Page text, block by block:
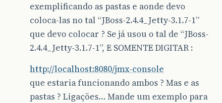
exemplificando as pastas e aonde devo
coloca-las no tal “JBoss-2.4.4_Jetty-3.1.7-1”
que devo colocar ? Se já usou o tal de “JBoss-
2.4.4_Jetty-3.1.7-1”, E SOMENTE DIGITAR :
http://localhost:8080/jmx-console
que estaria funcionando ambos ? Mas e as
pastas ? Ligações… Mande um exemplo para